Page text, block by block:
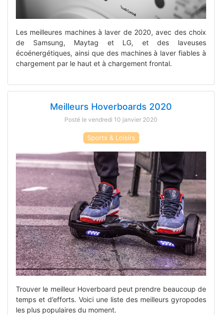
Les meilleures machines à laver de 2020, avec des choix
de Samsung, Maytag et LG, et des laveuses
écoénergétiques, ainsi que des machines à laver fiables à
chargement par le haut et à chargement frontal.
Meilleurs Hoverboards 2020
Posté le vendredi 10 janvier 2020
Sports & Loisirs
Trouver le meilleur Hoverboard peut prendre beaucoup de
temps et d’efforts. Voici une liste des meilleurs gyropodes
les plus populaires du moment.